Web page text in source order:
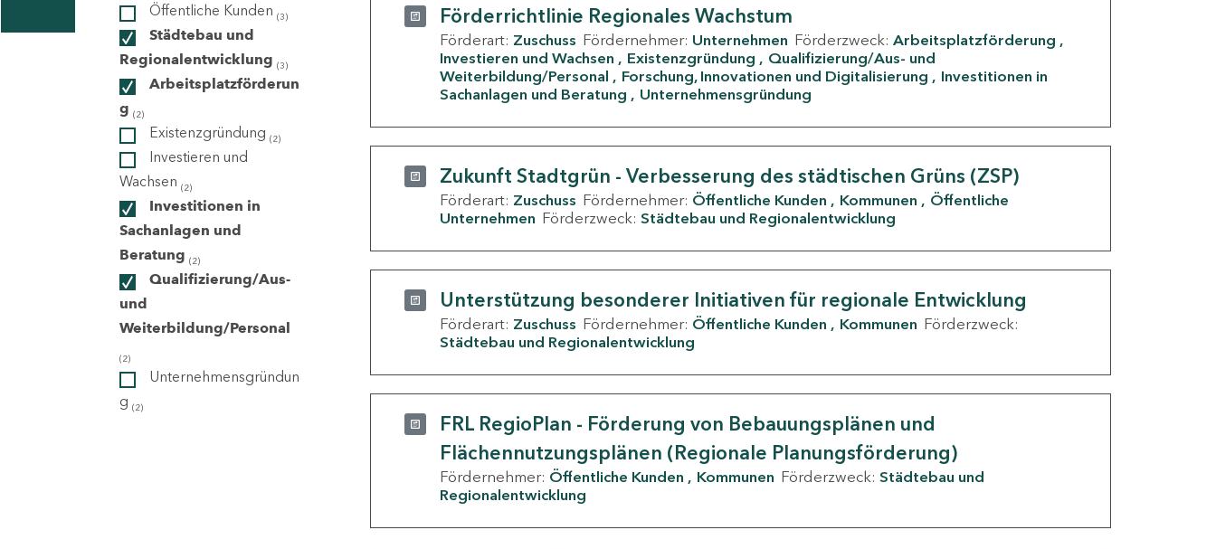
Öffentliche Kunden (3)
Städtebau und
Regionalentwicklung (3)
Arbeitsplatzförderun
g (2)
Existenzgründung (2)
Investieren und
Wachsen (2)
Investitionen in
Sachanlagen und
Beratung (2)
Qualifizierung/Aus-
und
Weiterbildung/Personal
(2)
Unternehmensgründun
g (2)
Förderrichtlinie Regionales Wachstum
Förderart: Zuschuss Fördernehmer: Unternehmen Förderzweck: Arbeitsplatzförderung
Investieren und Wachsen
Existenzgründung
Qualifizierung/Aus- und
Weiterbildung/Personal
Forschung, Innovationen und Digitalisierung
Investitionen in
Sachanlagen und Beratung
Unternehmensgründung
Zukunft Stadtgrün - Verbesserung des städtischen Grüns (ZSP)
Förderart: Zuschuss Fördernehmer: Öffentliche Kunden Kommunen
Öffentliche
Unternehmen Förderzweck: Städtebau und Regionalentwicklung
Unterstützung besonderer Initiativen für regionale Entwicklung
Förderart: Zuschuss Fördernehmer: Öffentliche Kunden Kommunen Förderzweck:
Städtebau und Regionalentwicklung
FRL RegioPlan - Förderung von Bebauungsplänen und
Flächennutzungsplänen (Regionale Planungsförderung)
Fördernehmer: Öffentliche Kunden Kommunen Förderzweck: Städtebau und
Regionalentwicklung